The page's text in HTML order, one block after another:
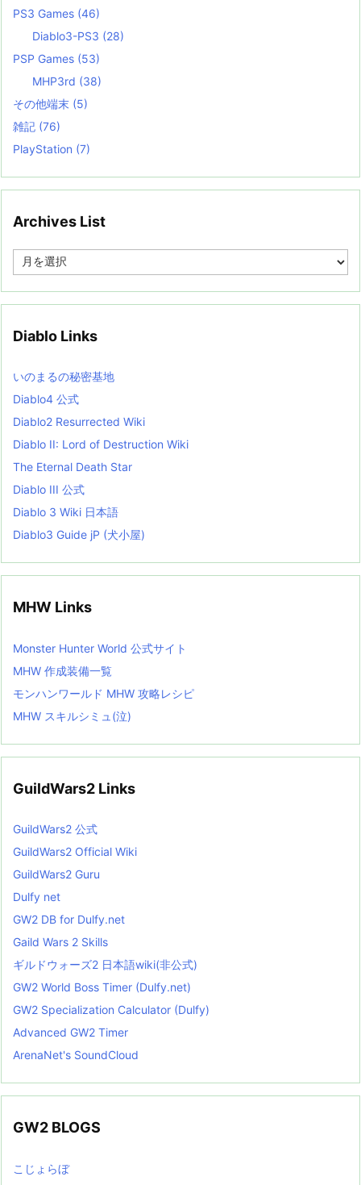
PS3 Games (46)
Diablo3-PS3 (28)
PSP Games (53)
MHP3rd (38)
その他端末 (5)
雑記 (76)
PlayStation (7)
Archives List
e
i
s
t
Diablo Links
いのまるの秘密基地
Diablo4 公式
Diablo2 Resurrected Wiki
Diablo II: Lord of Destruction Wiki
The Eternal Death Star
Diablo III 公式
Diablo 3 Wiki 日本語
Diablo3 Guide jP (犬小屋)
MHW Links
Monster Hunter World 公式サイト
MHW 作成装備一覧
モンハンワールド MHW 攻略レシピ
MHW スキルシミュ(泣)
GuildWars2 Links
GuildWars2 公式
GuildWars2 Official Wiki
GuildWars2 Guru
Dulfy net
GW2 DB for Dulfy.net
Gaild Wars 2 Skills
ギルドウォーズ2 日本語wiki(非公式)
GW2 World Boss Timer (Dulfy.net)
GW2 Specialization Calculator (Dulfy)
Advanced GW2 Timer
ArenaNet's SoundCloud
GW2 BLOGS
こじょらぼ